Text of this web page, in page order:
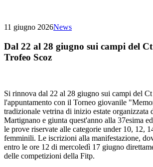
11 giugno 2026News
Dal 22 al 28 giugno sui campi del
Trofeo Scoz
Si rinnova dal 22 al 28 giugno sui campi del
l'appuntamento con il Torneo giovanile
tradizionale vetrina di inizio estate organizzata
Martignano e giunta quest'anno alla 37esima
le prove riservate alle categorie under 10, 12,
femminili. Le iscrizioni alla manifestazione,
entro le ore 12 di mercoledì 17 giugno
delle competizioni della Fitp.